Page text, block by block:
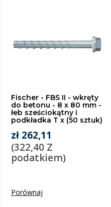
Fischer - FBS II - wkręty
do betonu - 8 x 80 mm -
łeb sześciokątny i
podkładka T x (50 sztuk)
zł 262,11
(322,40 Z
podatkiem)
Porównaj